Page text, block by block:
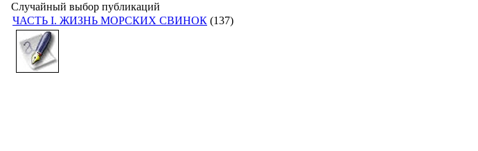
Случайный выбор публикаций
ЧАСТЬ I. ЖИЗНЬ МОРСКИХ СВИНОК (137)